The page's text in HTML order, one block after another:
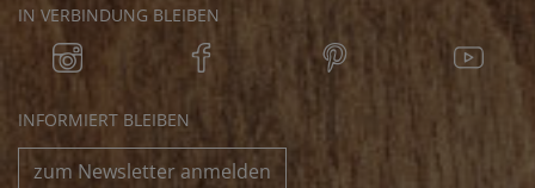
IN VERBINDUNG BLEIBEN
INFORMIERT BLEIBEN
zum Newsletter anmelden